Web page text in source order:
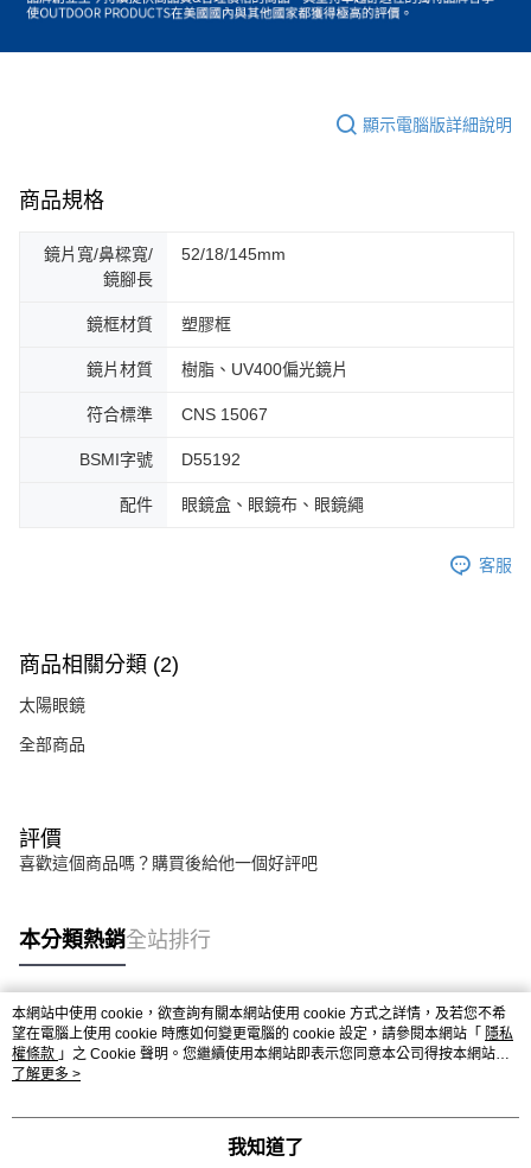
顯示電腦版詳細說明
商品規格
鏡片寬/鼻樑寬/
鏡腳長
52/18/145mm
鏡框材質 塑膠框
鏡片材質 樹脂、UV400偏光鏡片
符合標準 CNS 15067
BSMI字號 D55192
配件 眼鏡盒、眼鏡布、眼鏡繩
客服
商品相關分類 (2)
太陽眼鏡
全部商品
評價
喜歡這個商品嗎？購買後給他一個好評吧
本分類熱銷全站排行
熱門標籤
本網站中使用 cookie，欲查詢有關本網站使用 cookie 方式之詳情，及若您不希
望在電腦上使用 cookie 時應如何變更電腦的 cookie 設定，請參閱本網站「 隱私
權條款 」之 Cookie 聲明。您繼續使用本網站即表示您同意本公司得按本網站使
用條款之 Cookie 聲明使用 cookie。
了解更多 >
我知道了